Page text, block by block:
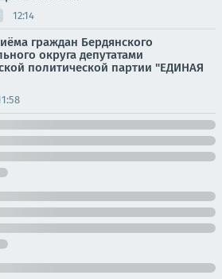
12:14
граждан Бердянского
округа депутатами
политической партии "ЕДИНАЯ